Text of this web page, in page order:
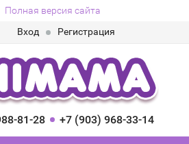
Полная версия сайта
Вход
Регистрация
81-28 +7 (903) 968-33-14